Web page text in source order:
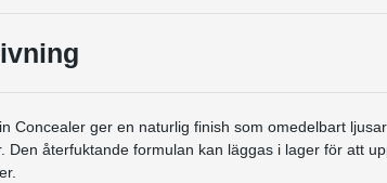
Concealer ger en naturlig finish som omedelbart
Den återfuktande formulan kan läggas i lager för att